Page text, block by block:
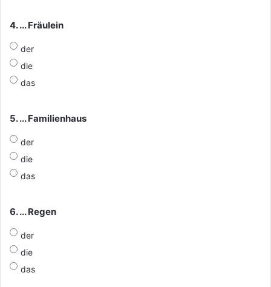
4. ... Fräulein
der
die
das
5. ... Familienhaus
der
die
das
6. ... Regen
der
die
das